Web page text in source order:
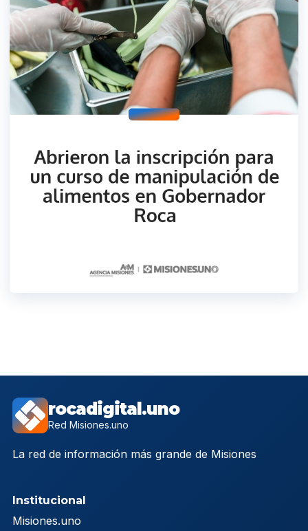
rocadigital.uno
Red Misiones.uno
La red de información más grande de Misiones
Institucional
Misiones.uno